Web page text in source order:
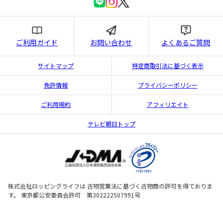
ご利用ガイド お問い合わせ よくあるご質問
サイトマップ 特定商取引法に基づく表示
免許情報 プライバシーポリシー
ご利用規約 アフィリエイト
テレビ朝日トップ
株式会社ロッピングライフは 古物営業法に基づく古物商の許可を得ておりま
す。 東京都公安委員会許可 第302222507991号